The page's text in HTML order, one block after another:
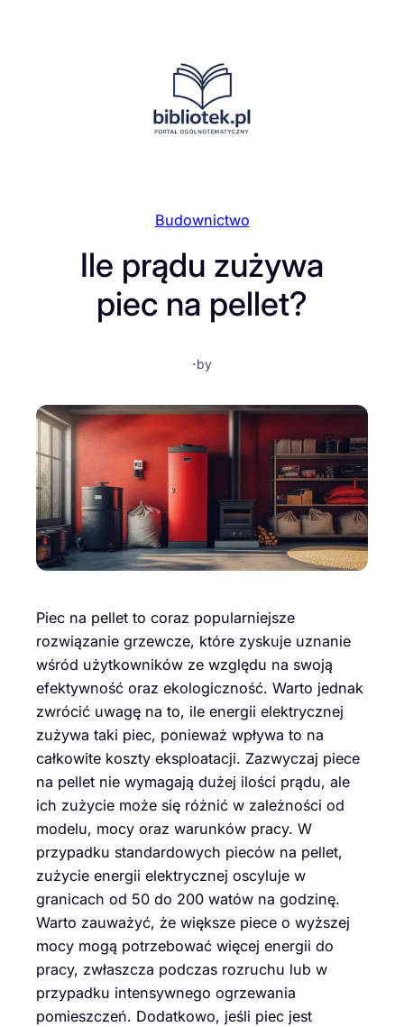
Budownictwo
Ile prądu zużywa
piec na pellet?
·by
Piec na pellet to coraz popularniejsze
rozwiązanie grzewcze, które zyskuje uznanie
wśród użytkowników ze względu na swoją
efektywność oraz ekologiczność. Warto jednak
zwrócić uwagę na to, ile energii elektrycznej
zużywa taki piec, ponieważ wpływa to na
całkowite koszty eksploatacji. Zazwyczaj piece
na pellet nie wymagają dużej ilości prądu, ale
ich zużycie może się różnić w zależności od
modelu, mocy oraz warunków pracy. W
przypadku standardowych pieców na pellet,
zużycie energii elektrycznej oscyluje w
granicach od 50 do 200 watów na godzinę.
Warto zauważyć, że większe piece o wyższej
mocy mogą potrzebować więcej energii do
pracy, zwłaszcza podczas rozruchu lub w
przypadku intensywnego ogrzewania
pomieszczeń. Dodatkowo, jeśli piec jest